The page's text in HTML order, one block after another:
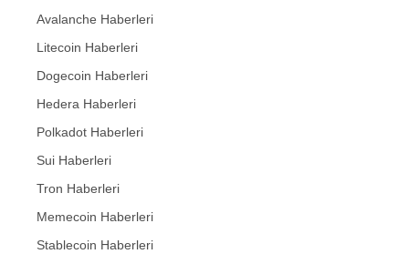
Avalanche Haberleri
Litecoin Haberleri
Dogecoin Haberleri
Hedera Haberleri
Polkadot Haberleri
Sui Haberleri
Tron Haberleri
Memecoin Haberleri
Stablecoin Haberleri